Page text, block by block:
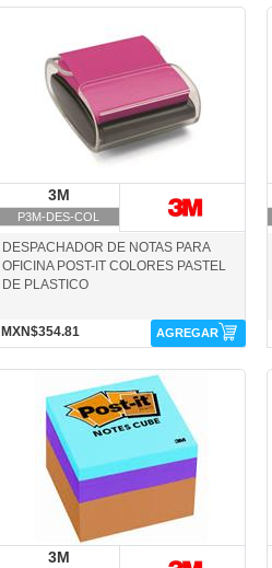
3M
P3M-DES-COL
DESPACHADOR DE NOTAS PARA
OFICINA POST-IT COLORES PASTEL
DE PLASTICO
MXN$354.81 AGREGAR
3M